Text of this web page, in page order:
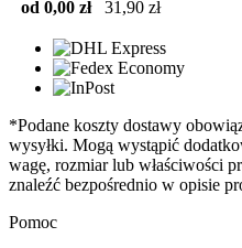
od 0,00 zł 31,90 zł
*Podane koszty dostawy
wysyłki. Mogą wystąpić
wagę, rozmiar lub właściwości
znaleźć bezpośrednio w opisie
Pomoc